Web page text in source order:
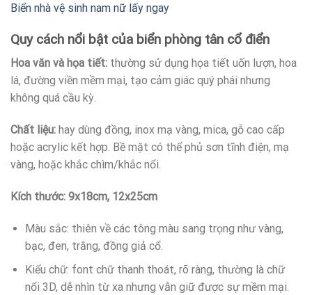
Biển nhà vệ sinh nam nữ lấy ngay
Quy cách nổi bật của biển phòng tân cổ điển
Hoa văn và họa tiết: thường sử dụng họa tiết uốn lượn, hoa
lá, đường viền mềm mại, tạo cảm giác quý phái nhưng
không quá cầu kỳ.
Chất liệu: hay dùng đồng, inox mạ vàng, mica, gỗ cao cấp
hoặc acrylic kết hợp. Bề mặt có thể phủ sơn tĩnh điện, mạ
vàng, hoặc khắc chìm/khắc nổi.
Kích thước: 9x18cm, 12x25cm
Màu sắc: thiên về các tông màu sang trọng như vàng,
bạc, đen, trắng, đồng giả cổ.
Kiểu chữ: font chữ thanh thoát, rõ ràng, thường là chữ
nổi 3D, dễ nhìn từ xa nhưng vẫn giữ được sự mềm mại.